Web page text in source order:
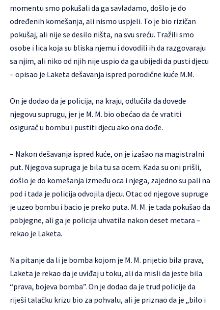
momentu smo pokušali da ga savladamo, došlo je do
određenih komešanja, ali nismo uspjeli. To je bio rizičan
pokušaj, ali nije se desilo ništa, na svu sreću. Tražili smo
osobe i lica koja su bliska njemu i dovodili ih da razgovaraju
sa njim, ali niko od njih nije uspio da ga ubijedi da pusti djecu
– opisao je Laketa dešavanja ispred porodične kuće M.M.
On je dodao da je policija, na kraju, odlučila da dovede
njegovu suprugu, jer je M. M. bio obećao da će vratiti
osigurač u bombu i pustiti djecu ako ona dođe.
– Nakon dešavanja ispred kuće, on je izašao na magistralni
put. Njegova supruga je bila tu sa ocem. Kada su oni prišli,
došlo je do komešanja između oca i njega, zajedno su pali na
pod i tada je policija odvojila djecu. Otac od njegove supruge
je uzeo bombu i bacio je preko puta. M. M. je tada pokušao da
pobjegne, ali ga je policija uhvatila nakon deset metara –
rekao je Laketa.
Na pitanje da li je bomba kojom je M. M. prijetio bila prava,
Laketa je rekao da je uviđaj u toku, ali da misli da jeste bila
“prava, bojeva bomba”. On je dodao da je trud policije da
riješi talačku krizu bio za pohvalu, ali je priznao da je „bilo i